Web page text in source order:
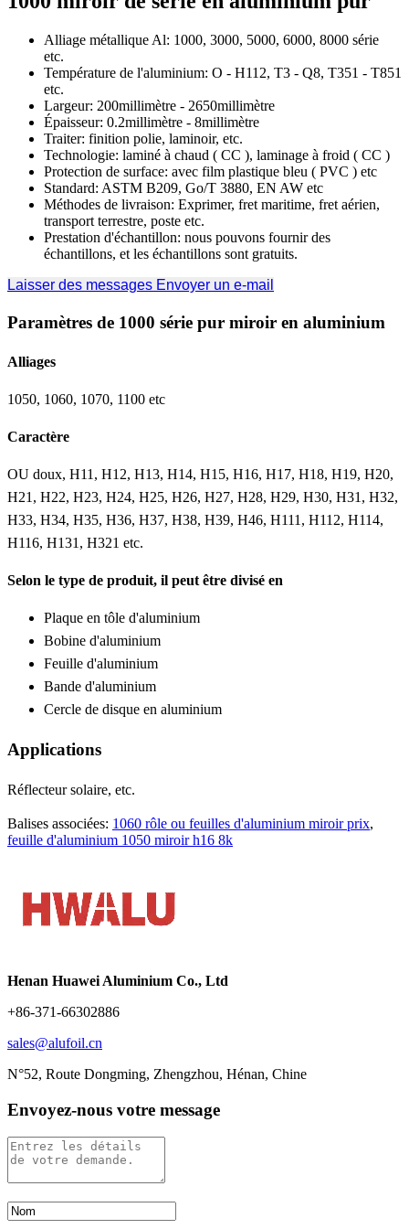
Alliage métallique Al: 1000, 3000, 5000, 6000, 8000 série
etc.
Température de l'aluminium: O - H112, T3 - Q8, T351 - T851
etc.
Largeur: 200millimètre - 2650millimètre
Épaisseur: 0.2millimètre - 8millimètre
Traiter: finition polie, laminoir, etc.
Technologie: laminé à chaud ( CC ), laminage à froid ( CC )
Protection de surface: avec film plastique bleu ( PVC ) etc
Standard: ASTM B209, Go/T 3880, EN AW etc
Méthodes de livraison: Exprimer, fret maritime, fret aérien,
transport terrestre, poste etc.
Prestation d'échantillon: nous pouvons fournir des
échantillons, et les échantillons sont gratuits.
Laisser des messages Envoyer un e-mail
Paramètres de 1000 série pur miroir en aluminium
Alliages
1050, 1060, 1070, 1100 etc
Caractère
OU doux, H11, H12, H13, H14, H15, H16, H17, H18, H19, H20,
H21, H22, H23, H24, H25, H26, H27, H28, H29, H30, H31, H32,
H33, H34, H35, H36, H37, H38, H39, H46, H111, H112, H114,
H116, H131, H321 etc.
Selon le type de produit, il peut être divisé en
Plaque en tôle d'aluminium
Bobine d'aluminium
Feuille d'aluminium
Bande d'aluminium
Cercle de disque en aluminium
Applications
Réflecteur solaire, etc.
Balises associées: 1060 rôle ou feuilles d'aluminium miroir prix,
feuille d'aluminium 1050 miroir h16 8k
Henan Huawei Aluminium Co., Ltd
+86-371-66302886
sales@alufoil.cn
N°52, Route Dongming, Zhengzhou, Hénan, Chine
Envoyez-nous votre message